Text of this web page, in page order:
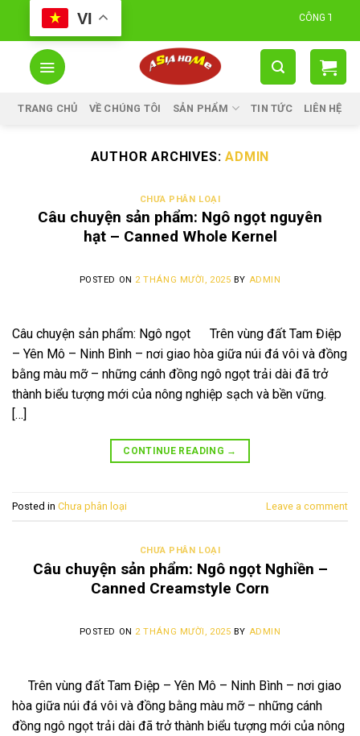
content
VI CÔNG TY CỔ
TRANG CHỦ VỀ CHÚNG TÔI SẢN PHẨM TIN TỨC LIÊN HỆ
AUTHOR ARCHIVES:ADMIN
CHƯA PHÂN LOẠI
Câu chuyện sản phẩm: Ngô ngọt nguyên
hạt – Canned Whole Kernel
POSTED ON 2 THÁNG MƯỜI, 2025 BY ADMIN
Câu chuyện sản phẩm: Ngô ngọt Trên vùng đất Tam Điệp
– Yên Mô – Ninh Bình – nơi giao hòa giữa núi đá vôi và đồng
bằng màu mỡ – những cánh đồng ngô ngọt trải dài đã trở
thành biểu tượng mới của nông nghiệp sạch và bền vững.
[…]
CONTINUE READING →
Posted in Chưa phân loại Leave a comment
CHƯA PHÂN LOẠI
Câu chuyện sản phẩm: Ngô ngọt Nghiền –
Canned Creamstyle Corn
POSTED ON 2 THÁNG MƯỜI, 2025 BY ADMIN
Trên vùng đất Tam Điệp – Yên Mô – Ninh Bình – nơi giao
hòa giữa núi đá vôi và đồng bằng màu mỡ – những cánh
đồng ngô ngọt trải dài đã trở thành biểu tượng mới của nông